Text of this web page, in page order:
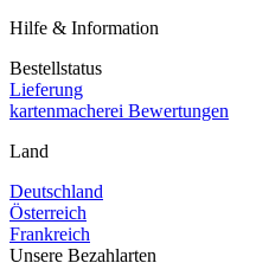
Hilfe & Information
Bestellstatus
Lieferung
kartenmacherei Bewertungen
Land
Deutschland
Österreich
Frankreich
Unsere Bezahlarten